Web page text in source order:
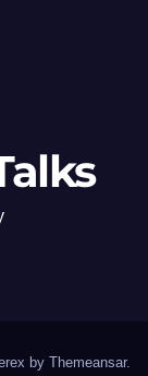
by Themeansar.